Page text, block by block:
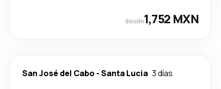
desde1,752 MXN
San José del Cabo -Santa Lucia 3 días